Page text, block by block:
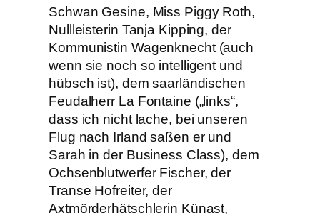
Schwan Gesine, Miss Piggy Roth,
Nullleisterin Tanja Kipping, der
Kommunistin Wagenknecht (auch
wenn sie noch so intelligent und
hübsch ist), dem saarländischen
Feudalherr La Fontaine („links“,
dass ich nicht lache, bei unseren
Flug nach Irland saßen er und
Sarah in der Business Class), dem
Ochsenblutwerfer Fischer, der
Transe Hofreiter, der
Axtmörderhätschlerin Künast,